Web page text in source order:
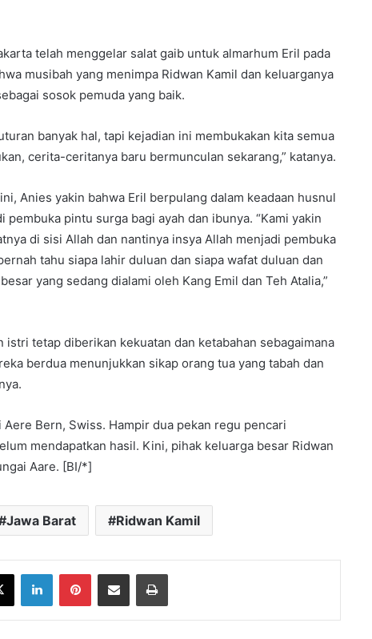
telah menggelar salat gaib untuk almarhum Eril pada
musibah yang menimpa Ridwan Kamil dan keluarganya
sosok pemuda yang baik.
banyak hal, tapi kejadian ini membukakan kita semua
cerita-ceritanya baru bermunculan sekarang,” katanya.
Anies yakin bahwa Eril berpulang dalam keadaan husnul
pintu surga bagi ayah dan ibunya. “Kami yakin
di sisi Allah dan nantinya insya Allah menjadi pembuka
tahu siapa lahir duluan dan siapa wafat duluan dan
yang sedang dialami oleh Kang Emil dan Teh Atalia,”
tetap diberikan kekuatan dan ketabahan sebagaimana
berdua menunjukkan sikap orang tua yang tabah dan
Bern, Swiss. Hampir dua pekan regu pencari
mendapatkan hasil. Kini, pihak keluarga besar Ridwan
Aare. [BI/*]
Jawa Barat Ridwan Kamil
X LinkedInPinterestShare via Email Print